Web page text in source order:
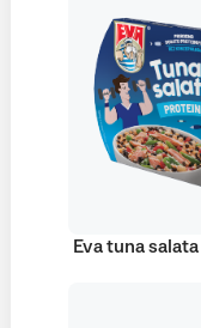
Eva tuna